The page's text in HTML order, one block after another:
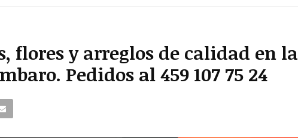
flores y arreglos de calidad en la
Pedidos al 459 107 75 24